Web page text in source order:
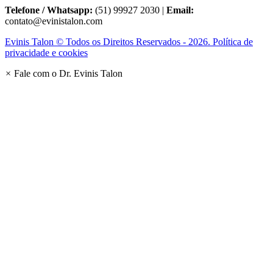
Telefone / Whatsapp: (51) 99927 2030 | Email:
contato@evinistalon.com
Evinis Talon © Todos os Direitos Reservados - 2026. Política de
privacidade e cookies
× Fale com o Dr. Evinis Talon